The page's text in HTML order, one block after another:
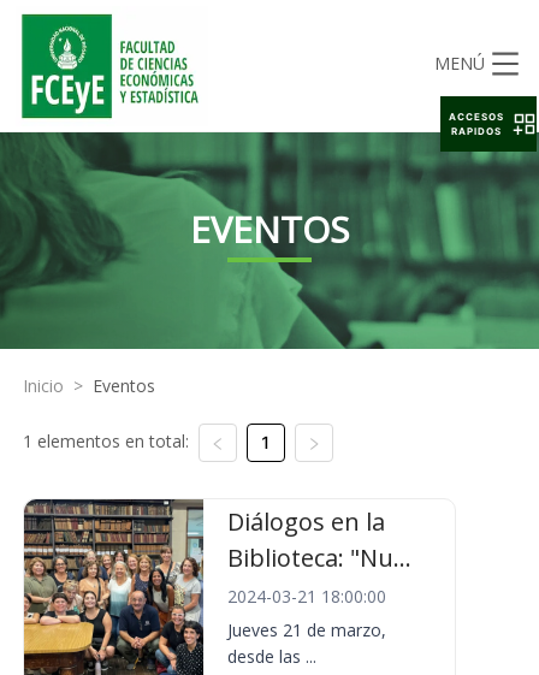
MENÚ
EVENTOS
Inicio > Eventos
1 elementos en total: 1
Diálogos en la
Biblioteca: "Nu...
2024-03-21 18:00:00
Jueves 21 de marzo,
desde las ...
ACCESOS
RAPIDOS